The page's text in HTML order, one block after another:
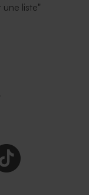
une liste"